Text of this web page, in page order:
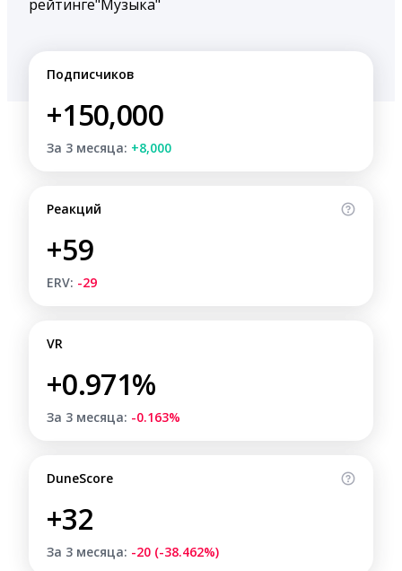
рейтинге"Музыка"
Подписчиков
+150,000
За 3 месяца: +8,000
Реакций
+59
ERV: -29
VR
+0.971%
За 3 месяца: -0.163%
DuneScore
+32
За 3 месяца: -20 (-38.462%)